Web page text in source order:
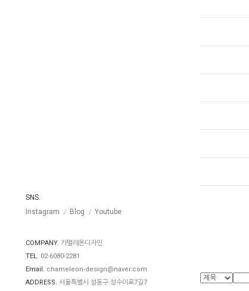
SNS.
Instagram
Blog Youtube
COMPANY. 카멜레온디자인
TEL.
02-6080-2281
Email.
chameleon-design@naver.com
ADDRESS. 서울특별시 성동구 성수이로7길7